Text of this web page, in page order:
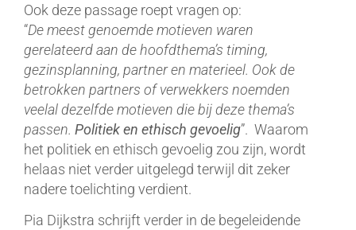
Ook deze passage roept vragen op:
“De meest genoemde motieven waren
gerelateerd aan de hoofdthema’s timing,
gezinsplanning, partner en materieel. Ook de
betrokken partners of verwekkers noemden
veelal dezelfde motieven die bij deze thema’s
passen. Politiek en ethisch gevoelig”. Waarom
het politiek en ethisch gevoelig zou zijn, wordt
helaas niet verder uitgelegd terwijl dit zeker
nadere toelichting verdient.
Pia Dijkstra schrijft verder in de begeleidende